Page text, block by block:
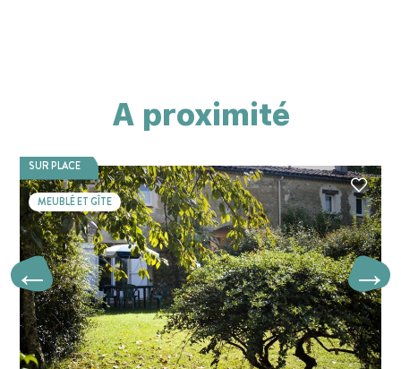
A proximité
MEUBLÉ ET GÎTE
SUR PLACE